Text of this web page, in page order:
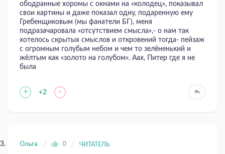
ободранные хоромы с окнами на «колодец», показывал
свои картины и даже показал одну, подаренную ему
Гребенщиковым (мы фанатели БГ), меня
подразачаровала «отсутствием смысла»,- о нам так
хотелось скрытых смыслов и откровений тогда- пейзаж
с огромным голубым небом и чем то зелёненький и
жёлтым как «золото на голубом». Аах, Питер где я не
была
+ +2 -
Ольга 0 ЧИТАТЕЛЬ